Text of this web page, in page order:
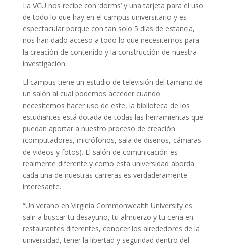
La VCU nos recibe con ‘dorms’ y una tarjeta para el uso
de todo lo que hay en el campus universitario y es
espectacular porque con tan solo 5 días de estancia,
nos han dado acceso a todo lo que necesitemos para
la creación de contenido y la construcción de nuestra
investigación.
El campus tiene un estudio de televisión del tamaño de
un salón al cual podemos acceder cuando
necesitemos hacer uso de este, la biblioteca de los
estudiantes está dotada de todas las herramientas que
puedan aportar a nuestro proceso de creación
(computadores, micrófonos, sala de diseños, cámaras
de videos y fotos). El salón de comunicación es
realmente diferente y como esta universidad aborda
cada una de nuestras carreras es verdaderamente
interesante.
“Un verano en Virginia Commonwealth University es
salir a buscar tu desayuno, tu almuerzo y tu cena en
restaurantes diferentes, conocer los alrededores de la
universidad, tener la libertad y seguridad dentro del